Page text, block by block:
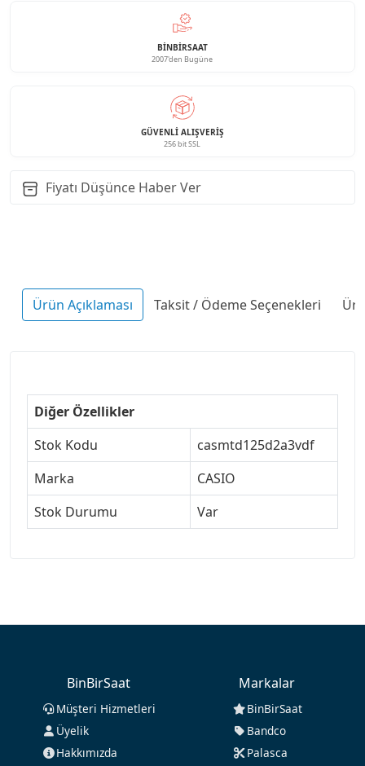
BINBIRSAAT
2007'den Bugüne
GÜVENLI ALIŞVERIŞ
256 bit SSL
Fiyatı Düşünce Haber Ver
Ürün Açıklaması Taksit / Ödeme Seçenekleri
Diğer Özellikler
Stok Kodu
casmtd125d2a3vdf
Marka
CASIO
Stok Durumu
Var
BinBirSaat
Müşteri Hizmetleri
Üyelik
Hakkımızda
Markalar
BinBirSaat
Bandco
Palasca